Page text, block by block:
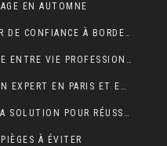
EN AUTOMNE
COMMENT TROUVER UN PLOMBIER DE CONFIANCE À BORDEAUX ?
FEMME ET QUOTIDIEN : ÉQUILIBRE ENTRE VIE PROFESSIONNELLE ET PERSONNELLE
GUIDE PRATIQUE POUR DEVENIR UN EXPERT EN PARIS ET EN JEUX
MANAGEMENT DE TRANSITION : LA SOLUTION POUR RÉUSSIR LES TRANSFORMATIONS COMPLEXES EN ENTREPRISE
À ÉVITER